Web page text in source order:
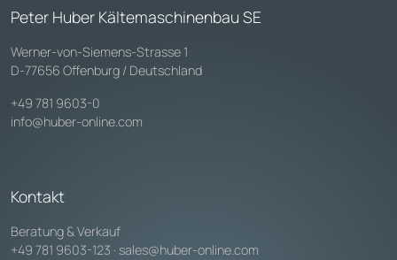
Peter Huber Kältemaschinenbau SE
Werner-von-Siemens-Strasse 1
D-77656 Offenburg / Deutschland
+49 781 9603-0
info@huber-online.com
Kontakt
Beratung & Verkauf
+49 781 9603-123 · sales@huber-online.com